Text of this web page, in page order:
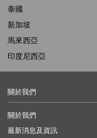
泰國
新加坡
馬來西亞
印度尼西亞
關於我們
關於我們
最新消息及資訊